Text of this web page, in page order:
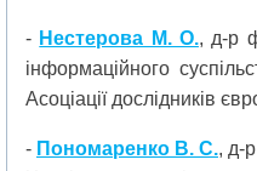
- Нестерова М. О., д-р
інформаційного
Асоціації дослідників
- Пономаренко В. С., д-